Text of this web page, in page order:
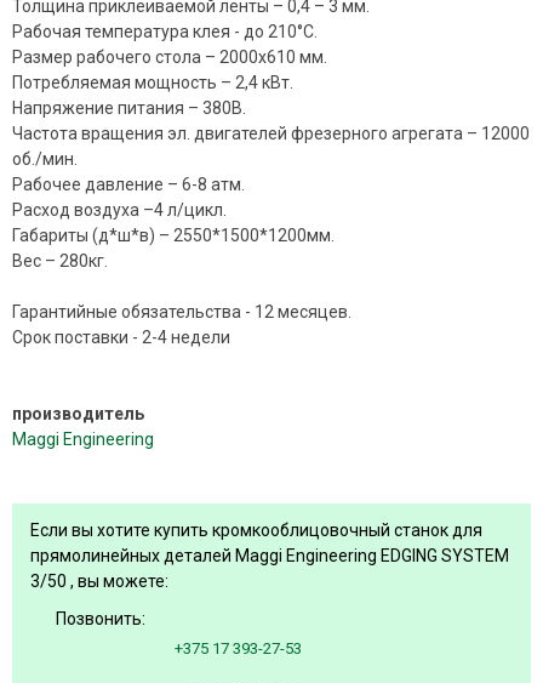
Толщина приклеиваемой ленты – 0,4 – 3 мм.
Рабочая температура клея - до 210°С.
Размер рабочего стола – 2000х610 мм.
Потребляемая мощность – 2,4 кВт.
Напряжение питания – 380В.
Частота вращения эл. двигателей фрезерного агрегата – 12000
об./мин.
Рабочее давление – 6-8 атм.
Расход воздуха –4 л/цикл.
Габариты (д*ш*в) – 2550*1500*1200мм.
Вес – 280кг.
Гарантийные обязательства - 12 месяцев.
Срок поставки - 2-4 недели
производитель
Maggi Engineering
Если вы хотите купить кромкооблицовочный станок для
прямолинейных деталей Maggi Engineering EDGING SYSTEM
3/50 , вы можете:
Позвонить:
+375 17 393-27-53